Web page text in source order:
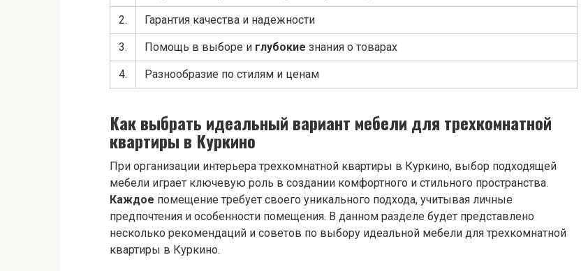
2. Гарантия качества и надежности
3. Помощь в выборе и глубокие знания о товарах
4. Разнообразие по стилям и ценам
Как выбрать идеальный вариант мебели для трехкомнатной
квартиры в Куркино
При организации интерьера трехкомнатной квартиры в Куркино, выбор подходящей
мебели играет ключевую роль в создании комфортного и стильного пространства.
Каждое помещение требует своего уникального подхода, учитывая личные
предпочтения и особенности помещения. В данном разделе будет представлено
несколько рекомендаций и советов по выбору идеальной мебели для трехкомнатной
квартиры в Куркино.